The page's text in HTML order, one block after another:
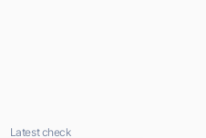
Latest check